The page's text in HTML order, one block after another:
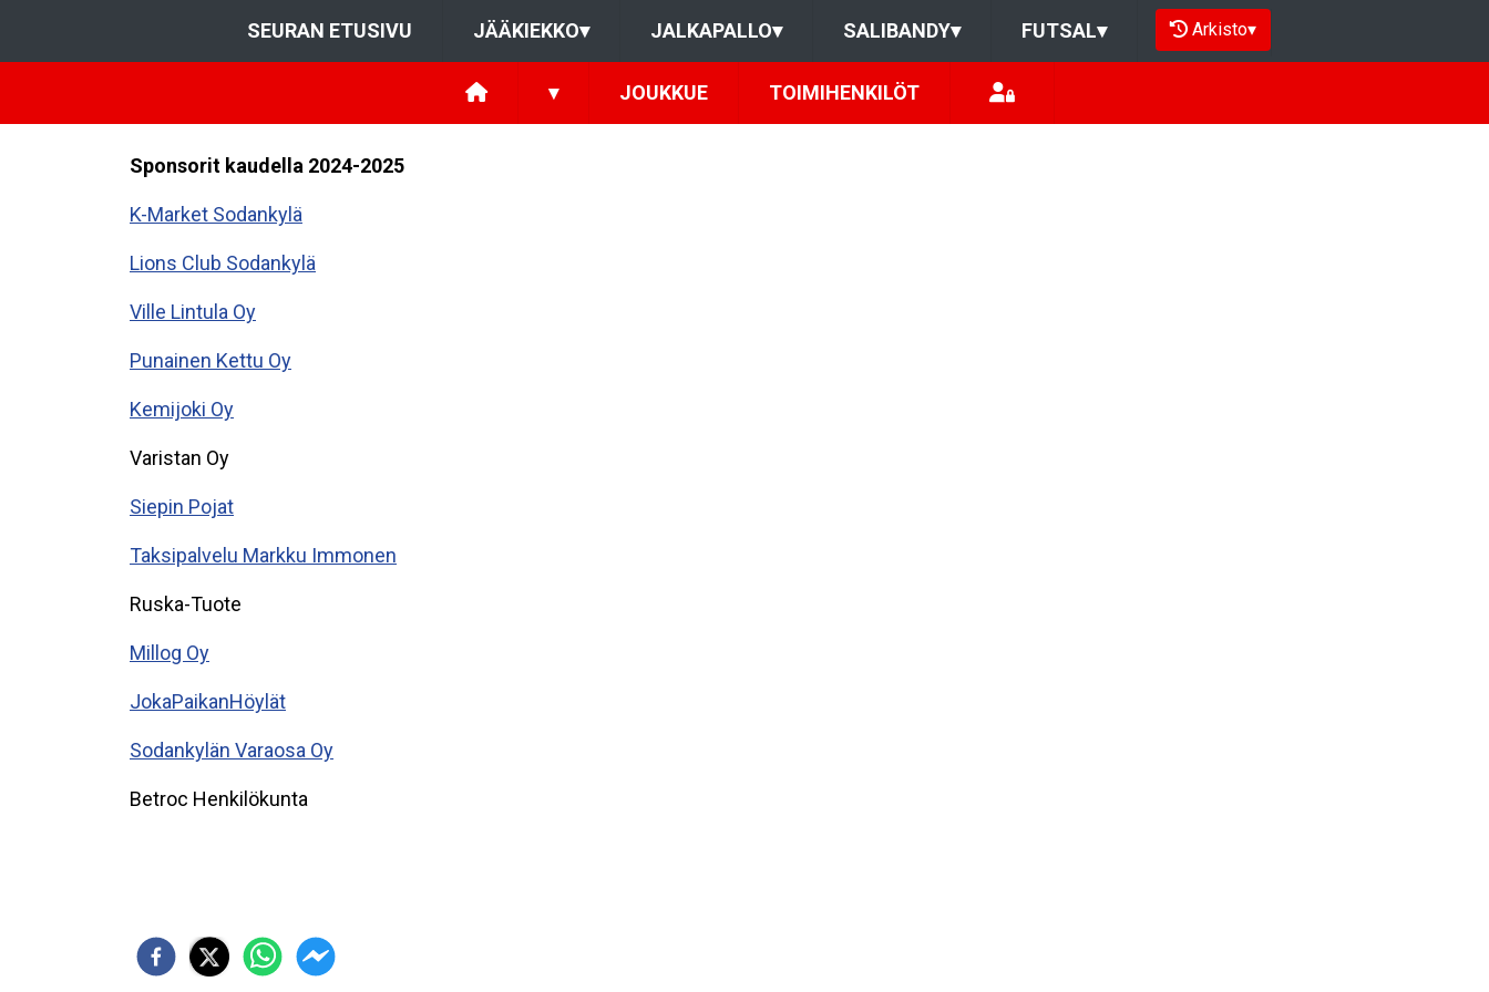
SEURAN ETUSIVU JÄÄKIEKKO▾ JALKAPALLO▾ SALIBANDY▾ FUTSAL▾ Arkisto▾
▾ JOUKKUE TOIMIHENKILÖT
Sponsorit kaudella 2024-2025
K-Market Sodankylä
Lions Club Sodankylä
Ville Lintula Oy
Punainen Kettu Oy
Kemijoki Oy
Varistan Oy
Siepin Pojat
Taksipalvelu Markku Immonen
Ruska-Tuote
Millog Oy
JokaPaikanHöylät
Sodankylän Varaosa Oy
Betroc Henkilökunta